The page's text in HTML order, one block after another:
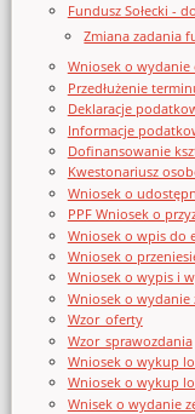
Fundusz Sołecki -
Zmiana zadania
Wniosek o wydanie
Przedłużenie
Deklaracje
Informacje
Dofinansowanie
Kwestonariusz
Wniosek o
PPF Wniosek o
Wniosek o wpis do
Wniosek o
Wniosek o wypis i
Wniosek o wydanie
Wzor_oferty
Wzor_sprawozdania
Wniosek o wykup
Wniosek o wykup
Wnisek o wydanie